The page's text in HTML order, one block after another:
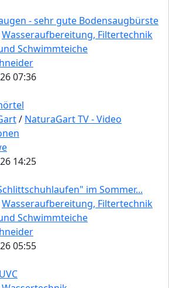
- sehr gute Bodensaugbürste
Wasseraufbereitung, Filtertechnik
Schwimmteiche
07:36
/ NaturaGart TV - Video
14:25
im Sommer...
Wasseraufbereitung, Filtertechnik
Schwimmteiche
05:55